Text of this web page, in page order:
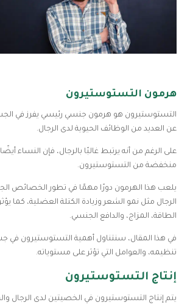
هرمون التستوستيرون
التستوستيرون هو هرمون جنسي رئيسي يفرز في
عن العديد من الوظائف الحيوية لدى الرجال.
على الرغم من أنه يرتبط غالبًا بالرجال، فإن النساء
منخفضة من التستوستيرون.
يلعب هذا الهرمون دورًا مهمًا في تطور الخصائص
الرجال مثل نمو الشعر وزيادة الكتلة العضلية، كما
الطاقة، المزاج، والدافع الجنسي.
في هذا المقال، سنتناول أهمية التستوستيرون في
تنظيمه، والعوامل التي تؤثر على مستوياته.
إنتاج التستوستيرون
يتم إنتاج التستوستيرون في الخصيتين لدى الرجال